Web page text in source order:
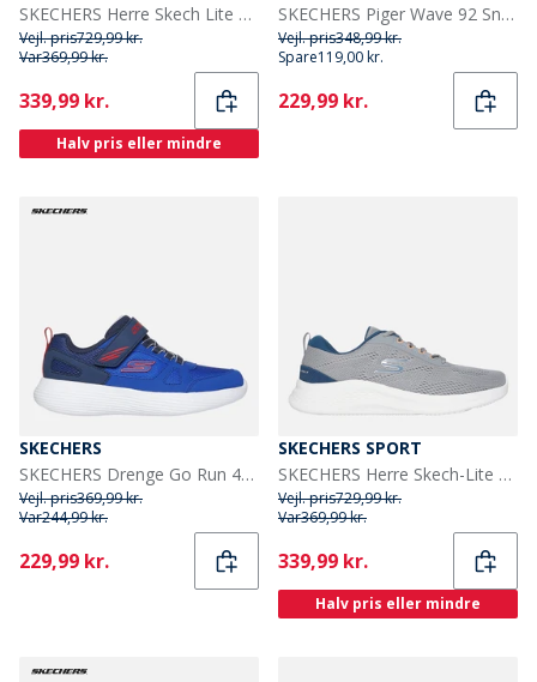
SKECHERS Herre Skech Lite Pro 2.0 Sneakers Blå
Vejl. pris729,99 kr.
Var369,99 kr.
Current
339,99 kr.
Halv pris eller mindre
SKECHERS Piger Wave 92 Sneakers Lyserød
Vejl. pris348,99 kr.
Spare119,00 kr.
Current
229,99 kr.
SKECHERS
SKECHERS Drenge Go Run 400 V2 Sneakers Blå
Vejl. pris369,99 kr.
Var244,99 kr.
Current
229,99 kr.
SKECHERS SPORT
SKECHERS Herre Skech-Lite Pro 2.0 Sneakers Grå Gray
Vejl. pris729,99 kr.
Var369,99 kr.
Current
339,99 kr.
Halv pris eller mindre